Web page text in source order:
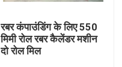
रबर कंपाउंडिंग के लिए 550
मिमी रोल रबर कैलेंडर मशीन
दो रोल मिल